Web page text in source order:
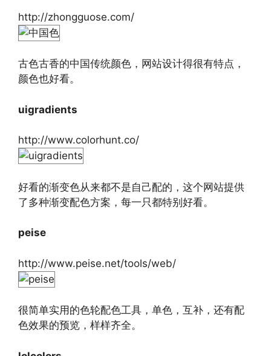
http://zhongguose.com/
古色古香的中国传统颜色，网站设计得很有特点，
颜色也好看。
uigradients
http://www.colorhunt.co/
好看的渐变色从来都不是自己配的，这个网站提供
了多种渐变配色方案，每一只都特别好看。
peise
http://www.peise.net/tools/web/
很简单实用的色轮配色工具，单色，互补，还有配
色效果的预览，样样齐全。